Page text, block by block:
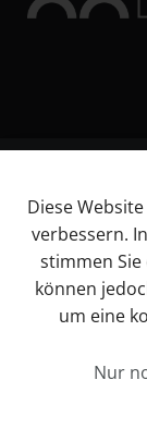
Diese
verbessern.
stimmen Sie
können
um eine
Nur